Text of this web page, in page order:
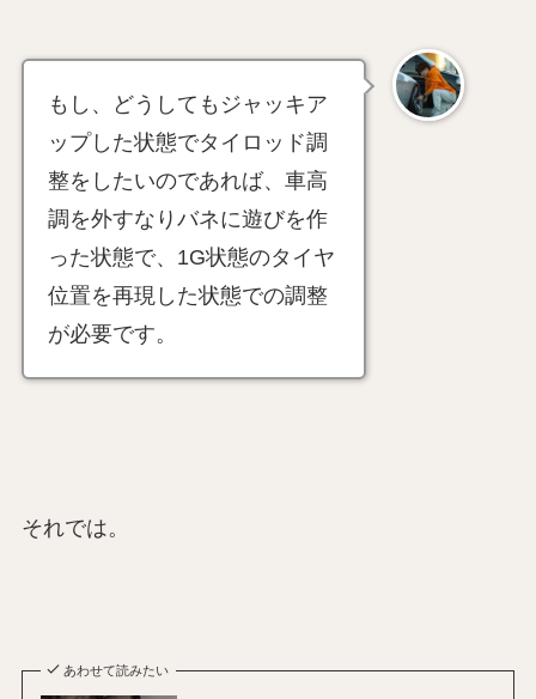
もし、どうしてもジャッキア
ップした状態でタイロッド調
整をしたいのであれば、車高
調を外すなりバネに遊びを作
った状態で、1G状態のタイヤ
位置を再現した状態での調整
が必要です。
それでは。
あわせて読みたい